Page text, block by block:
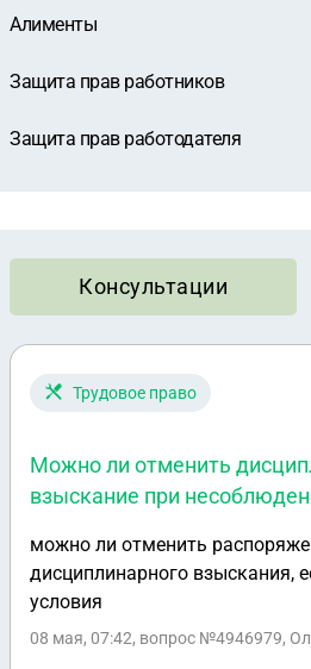
Алименты
Защита прав работников
Защита прав работодателя
Консультации
Трудовое право
Можно ли отменить
взыскание при
можно ли отменить
дисциплинарного взыскания,
условия
08 мая, 07:42, вопрос №4946979,